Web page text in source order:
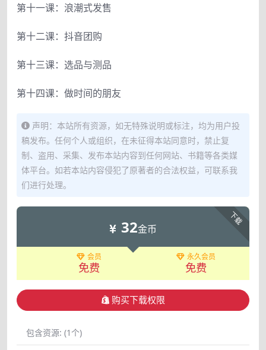
第十一课：浪潮式发售
第十二课：抖音团购
第十三课：选品与测品
第十四课：做时间的朋友
声明：本站所有资源，如无特殊说明或标注，均为用户投
稿发布。任何个人或组织，在未征得本站同意时，禁止复
制、盗用、采集、发布本站内容到任何网站、书籍等各类媒
体平台。如若本站内容侵犯了原著者的合法权益，可联系我
们进行处理。
下载
32金币
会员
免费
永久会员
免费
购买下载权限
包含资源: (1个)